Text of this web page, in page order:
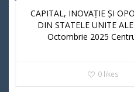
CAPITAL, INOVAȚIE ȘI
DIN STATELE UNITE
Octombrie 2025
0 likes